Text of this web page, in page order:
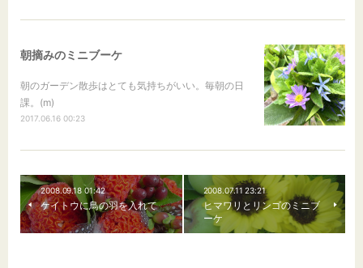
朝摘みのミニブーケ
朝のガーデン散歩はとても気持ちがいい。毎朝の日
課。(m)
2017.06.16 00:23
2008.09.18 01:42
ケイトウに鳥の羽を入れて
2008.07.11 23:21
ヒマワリとリンゴのミニブ
ーケ